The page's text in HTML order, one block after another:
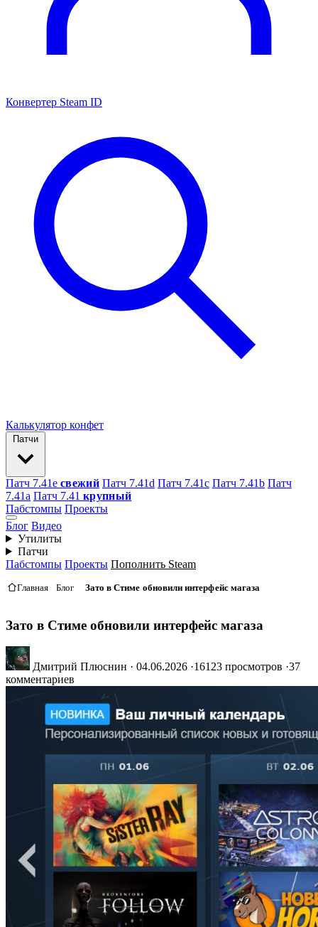
Конвертер Steam ID
Калькулятор конфет
Патчи
Патч 7.41e свежий Патч 7.41d Патч 7.41c Патч 7.41b Патч
7.41а Патч 7.41 крупный
Пабстомпы Проекты
Блог Видео
Утилиты
Патчи
Пабстомпы Проекты Пополнить Steam
Главная Блог Зато в Стиме обновили интерфейс магаза
Зато в Стиме обновили интерфейс магаза
Дмитрий Плюснин · 04.06.2026 ·16123 просмотров ·37
комментариев